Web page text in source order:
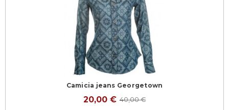
Camicia jeans Georgetown
20,00 € 40,00 €